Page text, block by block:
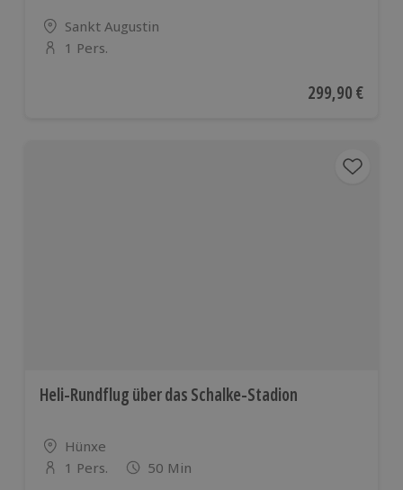
Standort
Sankt Augustin
Anzahl der Teilnehmer
1 Pers.
Aktueller Preis
299,90 €
Heli-Rundflug über das Schalke-Stadion
Standort
Hünxe
Anzahl der Teilnehmer
1 Pers. 50 Min